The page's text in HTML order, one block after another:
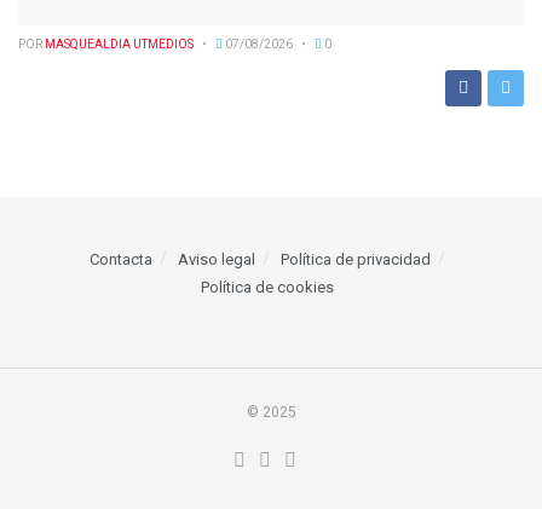
POR MASQUEALDIA UTMEDIOS 07/08/2026 0
Contacta Aviso legal
Política de privacidad
Política de cookies
© 2025